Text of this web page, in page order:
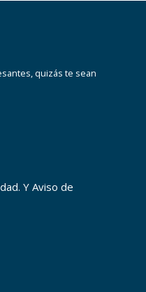
quizás te sean
Y Aviso de